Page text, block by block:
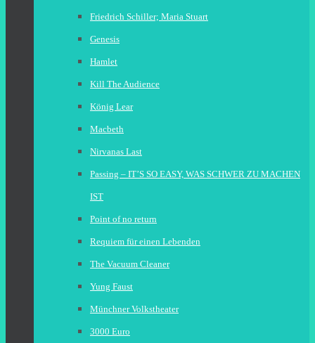
Friedrich Schiller; Maria Stuart
Genesis
Hamlet
Kill The Audience
König Lear
Macbeth
Nirvanas Last
Passing – IT’S SO EASY, WAS SCHWER ZU MACHEN
IST
Point of no return
Requiem für einen Lebenden
The Vacuum Cleaner
Yung Faust
Münchner Volkstheater
3000 Euro